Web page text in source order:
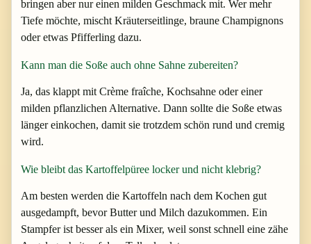
bringen aber nur einen milden Geschmack mit. Wer mehr
Tiefe möchte, mischt Kräuterseitlinge, braune Champignons
oder etwas Pfifferling dazu.
Kann man die Soße auch ohne Sahne zubereiten?
Ja, das klappt mit Crème fraîche, Kochsahne oder einer
milden pflanzlichen Alternative. Dann sollte die Soße etwas
länger einkochen, damit sie trotzdem schön rund und cremig
wird.
Wie bleibt das Kartoffelpüree locker und nicht klebrig?
Am besten werden die Kartoffeln nach dem Kochen gut
ausgedampft, bevor Butter und Milch dazukommen. Ein
Stampfer ist besser als ein Mixer, weil sonst schnell eine zähe